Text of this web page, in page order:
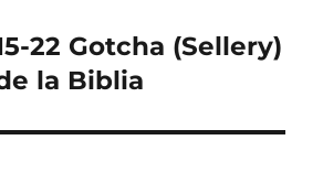
22 Gotcha (Sellery)
la Biblia